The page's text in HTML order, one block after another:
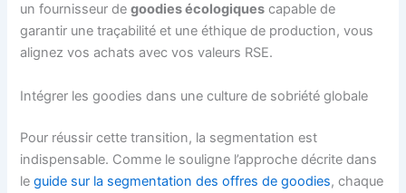
un fournisseur degoodies écologiques capable de
garantir une traçabilité et une éthique de production, vous
alignez vos achats avec vos valeurs RSE.
Intégrer les goodies dans une culture de sobriété globale
Pour réussir cette transition, la segmentation est
indispensable. Comme le souligne l’approche décrite dans
leguide sur la segmentation des offres de goodies, chaque